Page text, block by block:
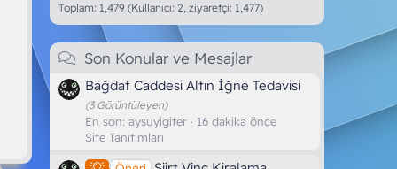
Toplam: 1,479 (Kullanıcı: 2, ziyaretçi: 1,477)
Son Konular ve Mesajlar
Bağdat Caddesi Altın İğne Tedavisi
(3 Görüntüleyen)
En son: aysuyigiter
16 dakika önce
Site Tanıtımları